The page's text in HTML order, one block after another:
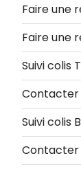
Faire une
Faire une
Suivi colis
Contacter
Suivi colis
Contacter